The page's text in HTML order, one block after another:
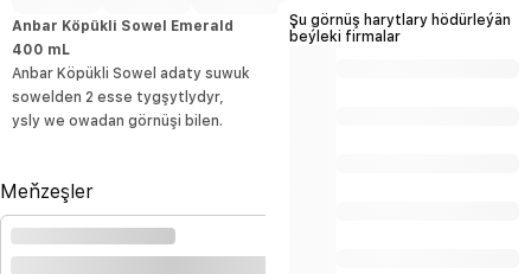
Anbar Köpükli Sowel Emerald
400 mL
Anbar Köpükli Sowel adaty suwuk
sowelden 2 esse tygşytlydyr,
ysly we owadan görnüşi bilen.
Meňzeşler
gönükdirilen görnüşde alyp barýarys.
Dolandyryş toparymyz häzirki zaman
düşünjesine esaslanyp döredilýär.
önümleri hödürleýär.
Şu görnüş harytlary hödürleýän
beýleki firmalar